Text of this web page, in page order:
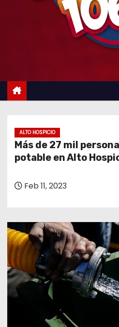
ALTO HOSPICIO
Más de 27 mil
potable en Alto
Feb 11, 2023